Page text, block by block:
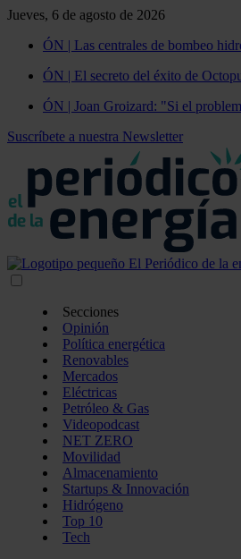
Jueves, 6 de agosto de 2026
ÓN | Las centrales de bombeo
ÓN | El secreto del éxito de
ÓN | Joan Groizard: "Si el
Suscríbete a nuestra Newsletter
Secciones
Opinión
Política energética
Renovables
Mercados
Eléctricas
Petróleo & Gas
Videopodcast
NET ZERO
Movilidad
Almacenamiento
Startups & Innovación
Hidrógeno
Top 10
Tech